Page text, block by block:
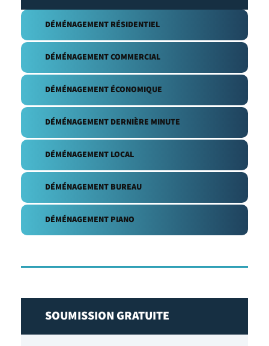
DÉMÉNAGEMENT RÉSIDENTIEL
DÉMÉNAGEMENT COMMERCIAL
DÉMÉNAGEMENT ÉCONOMIQUE
DÉMÉNAGEMENT DERNIÈRE MINUTE
DÉMÉNAGEMENT LOCAL
DÉMÉNAGEMENT BUREAU
DÉMÉNAGEMENT PIANO
SOUMISSION GRATUITE